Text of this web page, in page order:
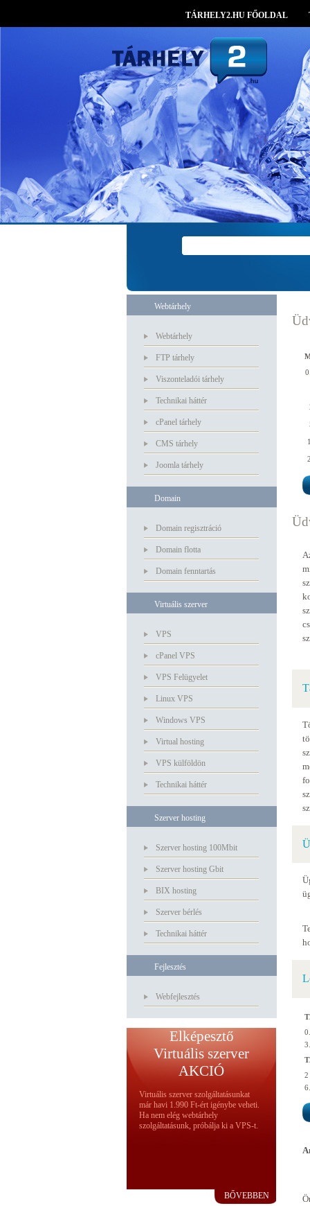
TÁRHELY2.HU FŐOLDAL
Webtárhely
Webtárhely
FTP tárhely
Viszonteladói tárhely
Technikai háttér
cPanel tárhely
CMS tárhely
Joomla tárhely
Domain
Domain regisztráció
Domain flotta
Domain fenntartás
Virtuális szerver
VPS
cPanel VPS
VPS Felügyelet
Linux VPS
Windows VPS
Virtual hosting
VPS külföldön
Technikai háttér
Szerver hosting
Szerver hosting 100Mbit
Szerver hosting Gbit
BIX hosting
Szerver bérlés
Technikai háttér
Fejlesztés
Webfejlesztés
Elképesztő
Virtuális szerver
AKCIÓ
Virtuális szerver szolgáltatásunkat
már havi 1.990 Ft-ért igénybe veheti.
Ha nem elég webtárhely
szolgáltatásunk, próbálja ki a VPS-t.
BŐVEBBEN
2